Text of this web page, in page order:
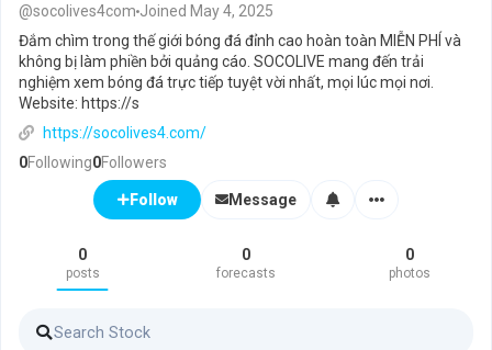
@socolives4com Joined May 4, 2025
Đắm chìm trong thế giới bóng đá đỉnh cao hoàn toàn MIỄN PHÍ và
không bị làm phiền bởi quảng cáo. SOCOLIVE mang đến trải
nghiệm xem bóng đá trực tiếp tuyệt vời nhất, mọi lúc mọi nơi.
Website: https://s
https://socolives4.com/
0Following0Followers
Follow Message
0
posts
0
forecasts
0
photos